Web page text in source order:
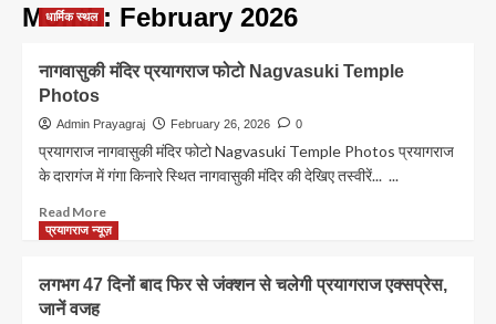
Month: February 2026
धार्मिक स्थल
नागवासुकी मंदिर प्रयागराज फोटो Nagvasuki Temple
Photos
Admin Prayagraj February 26, 2026 0
प्रयागराज नागवासुकी मंदिर फोटो Nagvasuki Temple Photos प्रयागराज
के दारागंज में गंगा किनारे स्थित नागवासुकी मंदिर की देखिए तस्वीरें... ...
Read MoreRead
more
नागवासुकी
मंदिर
प्रयागराज न्यूज़
लगभग 47 दिनों बाद फिर से जंक्शन से चलेगी प्रयागराज एक्सप्रेस,
जानें वजह